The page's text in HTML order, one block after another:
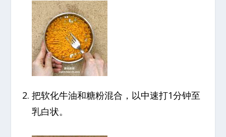
把软化牛油和糖粉混合，以中速打1分钟至
乳白状。